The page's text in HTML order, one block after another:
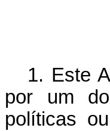
1. Este
por um
políticas